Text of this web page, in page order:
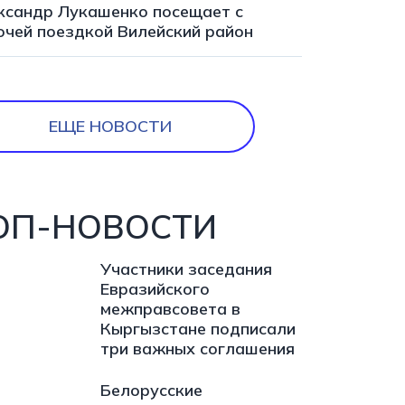
Лукашенко посещает с
поездкой Вилейский район
ЕЩЕ НОВОСТИ
НОВОСТИ
Участники заседания
Евразийского
межправсовета в
Кыргызстане подписали
три важных соглашения
Белорусские